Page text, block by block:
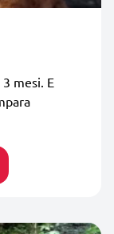
mesi. E